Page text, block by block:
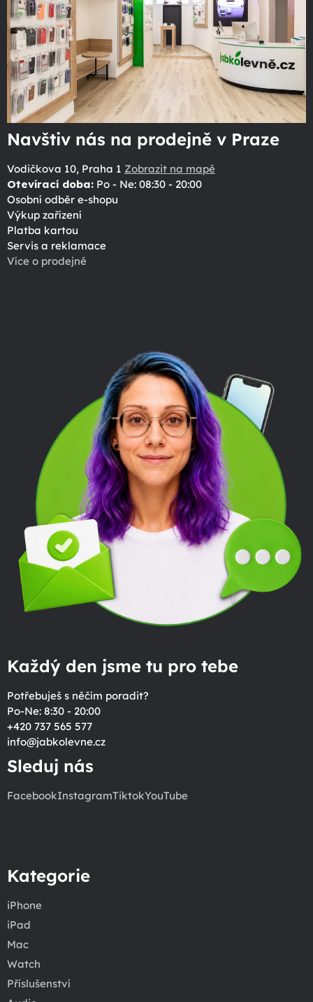
Navštiv nás na prodejně v Praze
Vodičkova 10, Praha 1 Zobrazit na mapě
Otevírací doba: Po - Ne: 08:30 - 20:00
Osobní odběr e-shopu
Výkup zařízení
Platba kartou
Servis a reklamace
Více o prodejně
Každý den jsme tu pro tebe
Potřebuješ s něčím poradit?
Po-Ne: 8:30 - 20:00
+420 737 565 577
info@jabkolevne.cz
Sleduj nás
FacebookInstagramTiktokYouTube
Kategorie
iPhone
iPad
Mac
Watch
Příslušenství